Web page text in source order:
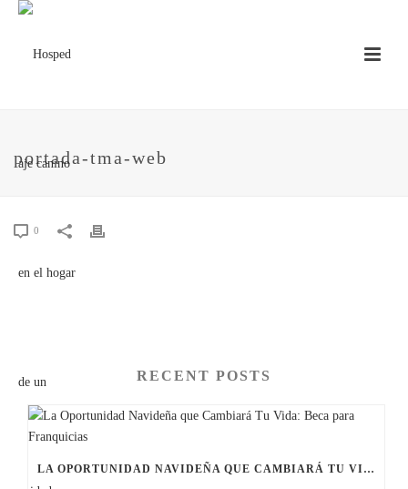
portada-tma-web
0
RECENT POSTS
LA OPORTUNIDAD NAVIDEÑA QUE CAMBIARÁ TU VIDA: BECA PARA FRANQUICIAS